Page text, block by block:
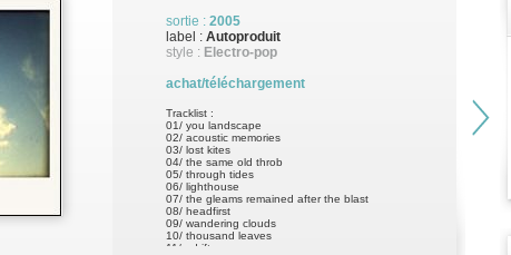
sortie : 2005
label : Autoproduit
style : Electro-pop
achat/téléchargement
Tracklist :
01/ you landscape
02/ acoustic memories
03/ lost kites
04/ the same old throb
05/ through tides
06/ lighthouse
07/ the gleams remained after the blast
08/ headfirst
09/ wandering clouds
10/ thousand leaves
11/ adrift